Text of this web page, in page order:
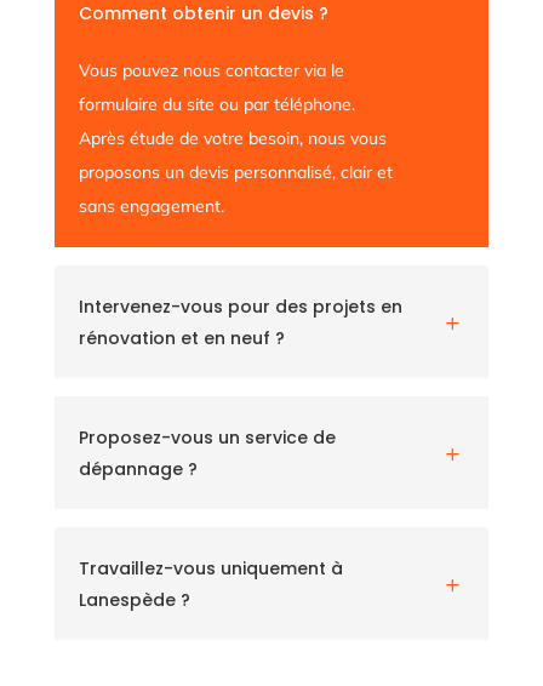
Comment obtenir un devis ?
Vous pouvez nous contacter via le
formulaire du site ou par téléphone.
Après étude de votre besoin, nous vous
proposons un devis personnalisé, clair et
sans engagement.
L
Intervenez-vous pour des projets en
rénovation et en neuf ?
L
Proposez-vous un service de
dépannage ?
L
Travaillez-vous uniquement à
Lanespède ?